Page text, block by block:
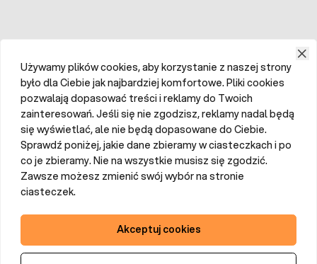
Używamy plików cookies, aby korzystanie z naszej strony
było dla Ciebie jak najbardziej komfortowe. Pliki cookies
pozwalają dopasować treści i reklamy do Twoich
zainteresowań. Jeśli się nie zgodzisz, reklamy nadal będą
się wyświetlać, ale nie będą dopasowane do Ciebie.
Sprawdź poniżej, jakie dane zbieramy w ciasteczkach i po
co je zbieramy. Nie na wszystkie musisz się zgodzić.
Zawsze możesz zmienić swój wybór na stronie
ciasteczek.
Akceptuj cookies